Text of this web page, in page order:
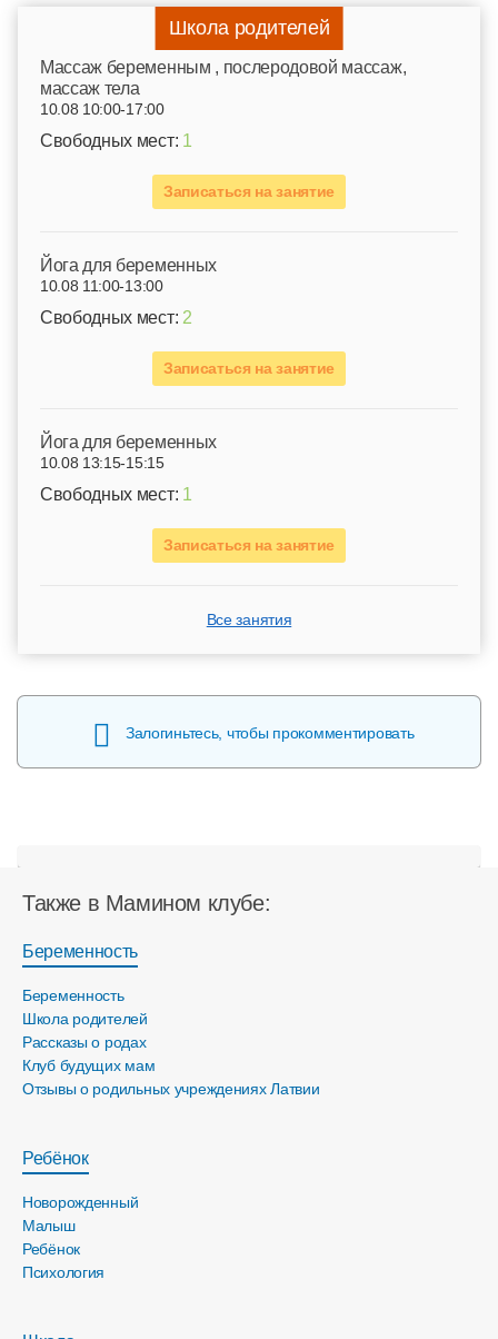
Школа родителей
Mассаж беременным , послеродовой массаж,
массаж тела
10.08 10:00-17:00
Свободных мест: 1
Записаться на занятие
Йога для беременных
10.08 11:00-13:00
Свободных мест: 2
Записаться на занятие
Йога для беременных
10.08 13:15-15:15
Свободных мест: 1
Записаться на занятие
Все занятия
Залогиньтесь, чтобы прокомментировать
Также в Мамином клубе:
Беременность
Беременность
Школа родителей
Рассказы о родах
Клуб будущих мам
Отзывы о родильных учреждениях Латвии
Ребёнок
Новорожденный
Малыш
Ребёнок
Психология